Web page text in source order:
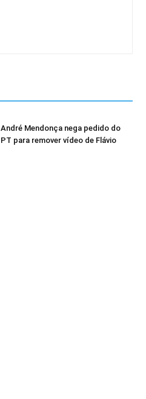
André Mendonça nega pedido do
PT para remover vídeo de Flávio